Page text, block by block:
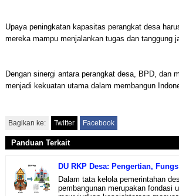
Upaya peningkatan kapasitas perangkat desa
mereka mampu menjalankan tugas dan tanggung
Dengan sinergi antara perangkat desa, BPD, dan
menjadi kekuatan utama dalam membangun
Bagikan ke: Twitter Facebook
Panduan Terkait
DU RKP Desa: Pengertian,
Dalam tata kelola pemerintahan
pembangunan merupakan fondasi